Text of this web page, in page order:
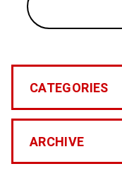
CATEGORIES
ARCHIVE